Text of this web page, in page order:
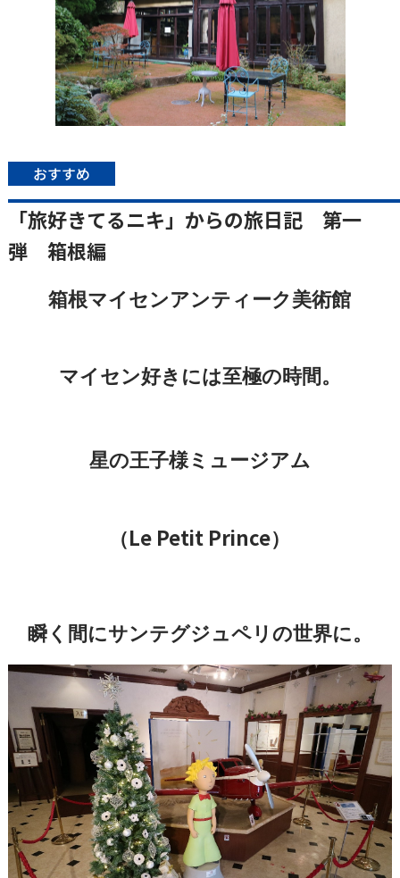
おすすめ
「旅好きてるニキ」からの旅日記 第一
弾 箱根編
箱根マイセンアンティーク美術館
マイセン好きには至極の時間。
星の王子様ミュージアム
（Le Petit Prince）
瞬く間にサンテグジュペリの世界に。